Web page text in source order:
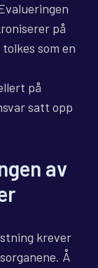
på
som en
på
satt opp
av
krever
Å